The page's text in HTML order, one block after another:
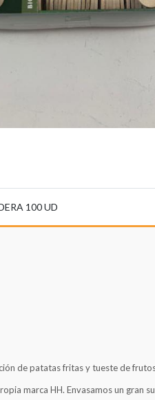
100 UD
de patatas fritas y tueste de
marca HH. Envasamos un gran